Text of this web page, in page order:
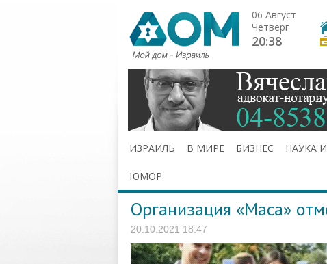
06 Август
Четверг
20:38
ИЗРАИЛЬ В МИРЕ БИЗНЕС НАУКА
ЮМОР
Организация «Маса»
20.10.2021 18:47